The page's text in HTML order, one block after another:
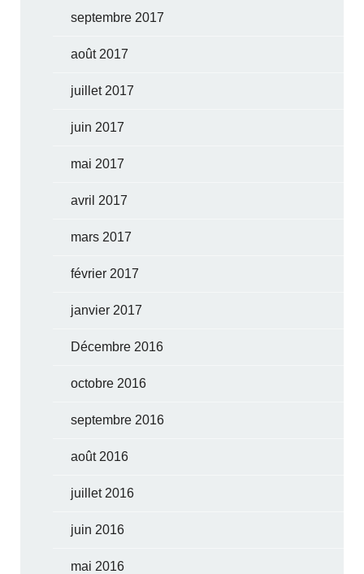
septembre 2017
août 2017
juillet 2017
juin 2017
mai 2017
avril 2017
mars 2017
février 2017
janvier 2017
Décembre 2016
octobre 2016
septembre 2016
août 2016
juillet 2016
juin 2016
mai 2016